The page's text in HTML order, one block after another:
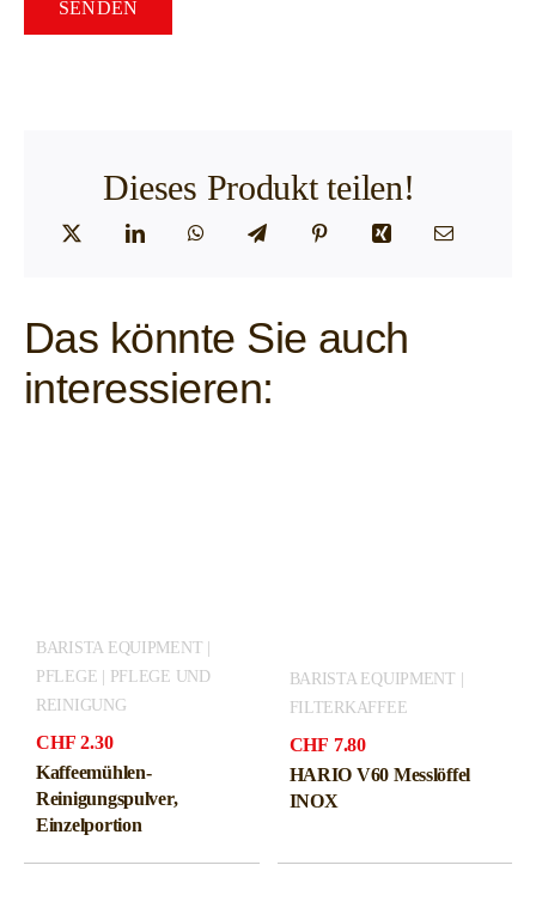
Dieses Produkt teilen!
Das könnte Sie auch
interessieren:
BARISTA EQUIPMENT |
PFLEGE | PFLEGE UND
REINIGUNG
CHF 2.30
Kaffeemühlen-
Reinigungspulver,
Einzelportion
BARISTA EQUIPMENT |
FILTERKAFFEE
CHF 7.80
HARIO V60 Messlöffel
INOX